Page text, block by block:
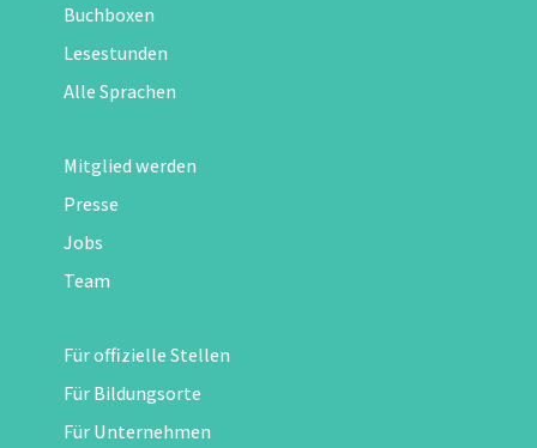
Buchboxen
Lesestunden
Alle Sprachen
Mitglied werden
Presse
Jobs
Team
Für offizielle Stellen
Für Bildungsorte
Für Unternehmen